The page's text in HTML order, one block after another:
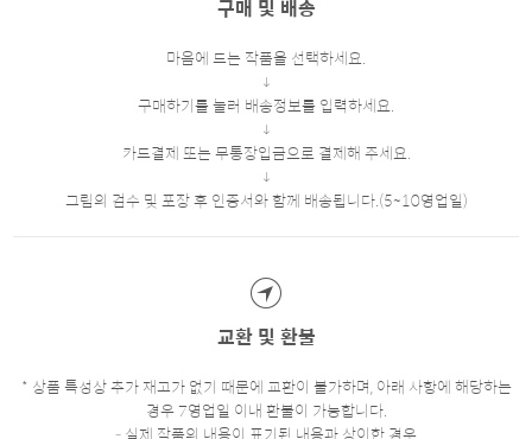
구매 및 배송
마음에 드는 작품을 선택하세요.
구매하기를 눌러 배송정보를 입력하세요.
카드결제 또는 무통장입금으로 결제해 주세요.
그림의 검수 및 포장 후 인증서와 함께 배송됩니다.(5~10영업일)
교환 및 환불
* 상품 특성상 추가 재고가 없기 때문에 교환이 불가하며, 아래 사항에 해당하는
경우 7영업일 이내 환불이 가능합니다.
- 실제 작품의 내용이 표기된 내용과 상이한 경우